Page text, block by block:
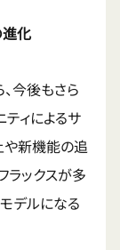
化
今後もさら
ィによるサ
や新機能の追
ラックスが多
デルになる